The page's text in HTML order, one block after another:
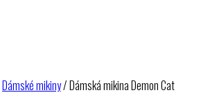
Dámské mikiny/ Dámská mikina Demon Cat